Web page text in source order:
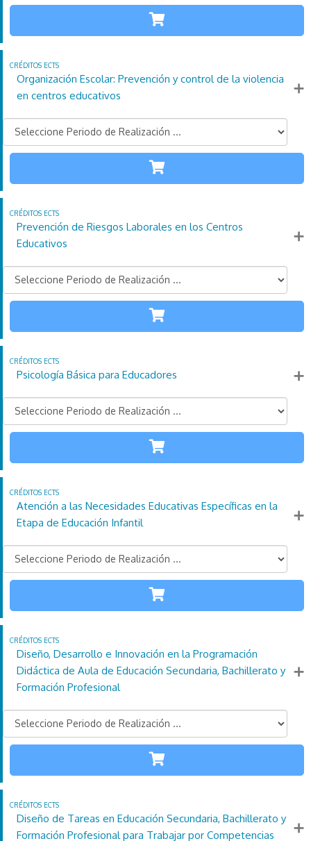
ETAPAS
110 4Créditos
21
Más información
Organización Escolar: Prevención y control de la violencia
en centros educativos
ETAPAS
110 4Créditos
21
Más información
Prevención de Riesgos Laborales en los Centros
Educativos
ETAPAS
110 4Créditos
21
Más información
Psicología Básica para Educadores
ETAPAS
110 4Créditos
21
Más información
Atención a las Necesidades Educativas Específicas en la
Etapa de Educación Infantil
INFANTIL
110Horas 4 21días
Más información
Diseño, Desarrollo e Innovación en la Programación
Didáctica de Aula de Educación Secundaria, Bachillerato y
Formación Profesional
SECUNDARIA
110Horas 4 21días
Más información
Diseño de Tareas en Educación Secundaria, Bachillerato y
Formación Profesional para Trabajar por Competencias